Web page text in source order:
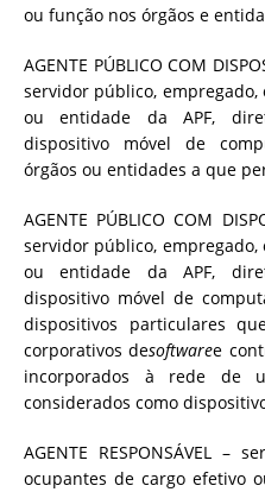
ou função nos órgãos e
AGENTE PÚBLICO COM
servidor público,
ou entidade da APF,
dispositivo móvel de
órgãos ou entidades a que
AGENTE PÚBLICO COM
servidor público,
ou entidade da APF,
dispositivo móvel de
dispositivos particulares
corporativos desoftwaree
incorporados à rede de
considerados como
AGENTE RESPONSÁVEL –
ocupantes de cargo efetivo